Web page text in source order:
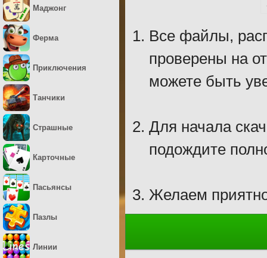
Все файлы,
проверены на
можете быть
Для начала
подождите
Желаем
Маджонг
Ферма
Приключения
Танчики
Страшные
Карточные
Пасьянсы
Пазлы
Линии